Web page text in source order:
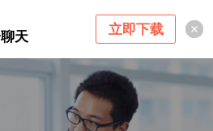
天 立即下载